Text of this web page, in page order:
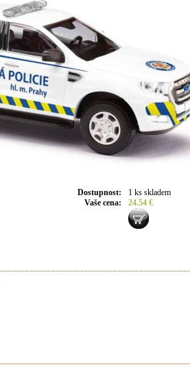
Dostupnost:
1 ks skladem
Vaše cena: 24.54 €